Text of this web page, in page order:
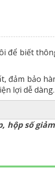
để biết
đảm bảo
lợi dễ dàng.
, hộp số